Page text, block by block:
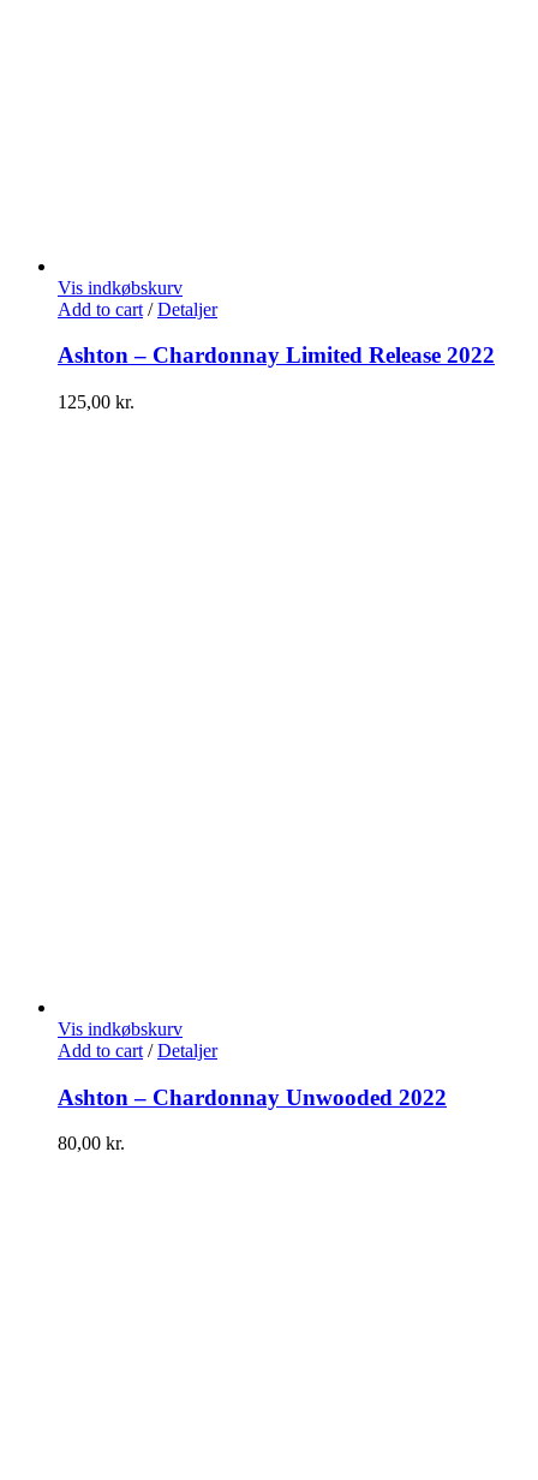
Vis indkøbskurv
Add to cart / Detaljer
Ashton – Chardonnay Limited Release 2022
125,00 kr.
Vis indkøbskurv
Add to cart / Detaljer
Ashton – Chardonnay Unwooded 2022
80,00 kr.